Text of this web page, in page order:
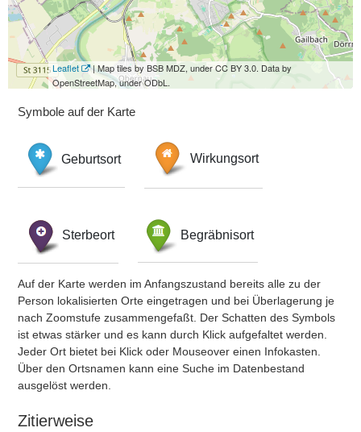
Leaflet
| Map tiles by BSB MDZ, under CC BY 3.0. Data by
OpenStreetMap, under ODbL.
Symbole auf der Karte
Geburtsort Wirkungsort
Sterbeort Begräbnisort
Auf der Karte werden im Anfangszustand bereits alle zu der
Person lokalisierten Orte eingetragen und bei Überlagerung je
nach Zoomstufe zusammengefaßt. Der Schatten des Symbols
ist etwas stärker und es kann durch Klick aufgefaltet werden.
Jeder Ort bietet bei Klick oder Mouseover einen Infokasten.
Über den Ortsnamen kann eine Suche im Datenbestand
ausgelöst werden.
Zitierweise